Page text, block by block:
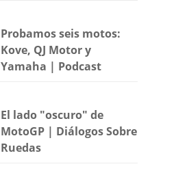
Probamos seis motos:
Kove, QJ Motor y
Yamaha | Podcast
El lado "oscuro" de
MotoGP | Diálogos Sobre
Ruedas